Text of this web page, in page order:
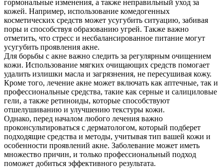
гормональные изменения, а также неправильный уход за
кожей. Например, использование комедогенных
косметических средств может усугубить ситуацию, забивая
поры и способствуя образованию угрей. Также важно
отметить, что стресс и несбалансированное питание могут
усугубить проявления акне.
Для борьбы с акне важно следить за регулярным очищением
кожи. Использование мягких очищающих средств помогает
удалить излишки масла и загрязнения, не пересушивая кожу.
Кроме того, лечение акне может включать как аптечные, так и
профессиональные средства, такие как серные и салициловые
гели, а также ретиноиды, которые способствуют
отшелушиванию и улучшению текстуры кожи.
Однако, перед началом любого лечения важно
проконсультироваться с дерматологом, который подберет
подходящие средства и методы, учитывая тип вашей кожи и
особенности проявлений акне. Заболевание может иметь
множество причин, и только профессиональный подход
поможет добиться эффективного результата.